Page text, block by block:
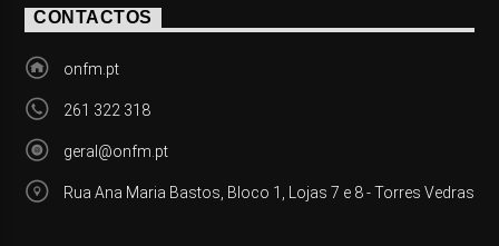
CONTACTOS
onfm.pt
261 322 318
geral@onfm.pt
Rua Ana Maria Bastos, Bloco 1, Lojas 7 e 8 - Torres Vedras